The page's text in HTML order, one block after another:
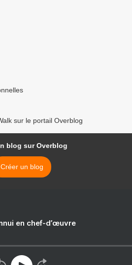
sur le portail Overblog
blog sur Overblog
Créer un blog
en chef-d’œuvre